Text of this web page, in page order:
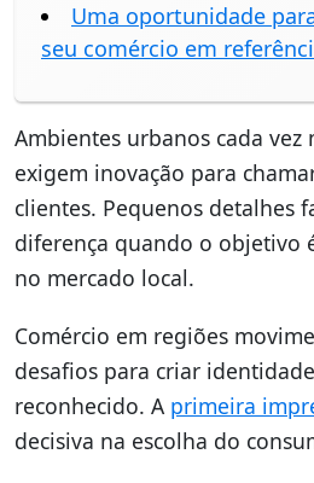
Uma oportunidade
seu comércio em
Ambientes urbanos cada vez
exigem inovação para
clientes. Pequenos detalhes
diferença quando o objetivo
no mercado local.
Comércio em regiões
desafios para criar
reconhecido. A primeira
decisiva na escolha do